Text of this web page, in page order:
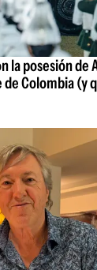
la posesión de
Colombia (y